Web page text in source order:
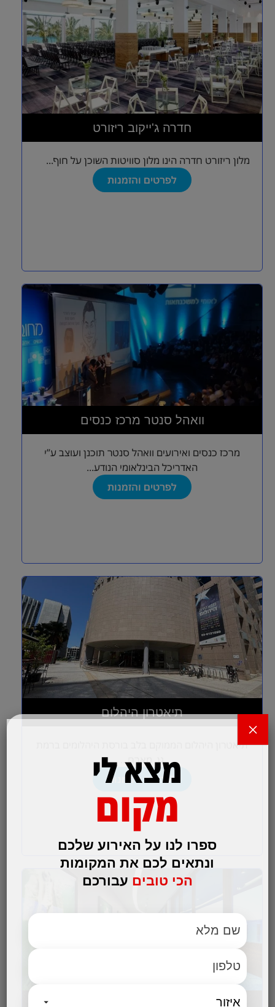
חדרה ג'ייקוב ריזורט
מלון ריזורט חדרה הינו מלון סוויטות השוכן על חוף...
לפרטים והזמנות
וואהל סנטר מרכז כנסים
מרכז כנסים ואירועים וואהל סנטר תוכנן ועוצב ע”י
האדריכל הבינלאומי הנודע...
לפרטים והזמנות
תיאטרון היהלום
תיאטרון היהלום הממוקם בלב בורסת היהלומים ברמת
גן, מארח...
לפרטים והזמנות
מצא לי
מקום
ספרו לנו על האירוע שלכם
ונתאים לכם את המקומות
הכי טובים עבורכם
×